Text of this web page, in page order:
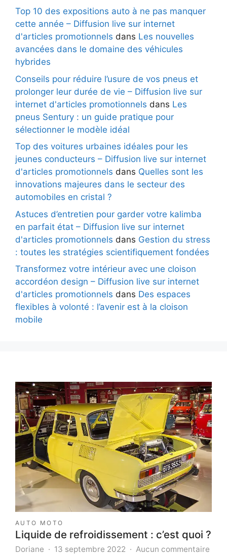
Top 10 des expositions auto à ne pas manquer
cette année – Diffusion live sur internet
d'articles promotionnels dans Les nouvelles
avancées dans le domaine des véhicules
hybrides
Conseils pour réduire l’usure de vos pneus et
prolonger leur durée de vie – Diffusion live sur
internet d'articles promotionnels dans Les
pneus Sentury : un guide pratique pour
sélectionner le modèle idéal
Top des voitures urbaines idéales pour les
jeunes conducteurs – Diffusion live sur internet
d'articles promotionnels dans Quelles sont les
innovations majeures dans le secteur des
automobiles en cristal ?
Astuces d’entretien pour garder votre kalimba
en parfait état – Diffusion live sur internet
d'articles promotionnels dans Gestion du stress
: toutes les stratégies scientifiquement fondées
Transformez votre intérieur avec une cloison
accordéon design – Diffusion live sur internet
d'articles promotionnels dans Des espaces
flexibles à volonté : l’avenir est à la cloison
mobile
AUTO MOTO
Liquide de refroidissement : c’est quoi ?
Doriane 13 septembre 2022 Aucun commentaire